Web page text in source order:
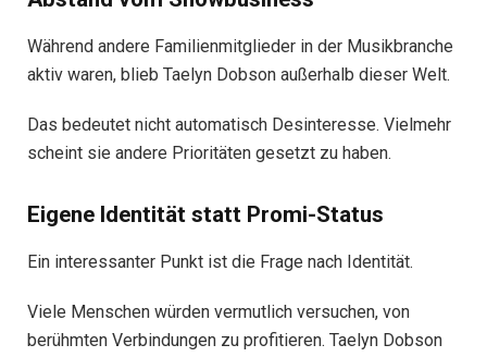
Während andere Familienmitglieder in der Musikbranche
aktiv waren, blieb Taelyn Dobson außerhalb dieser Welt.
Das bedeutet nicht automatisch Desinteresse. Vielmehr
scheint sie andere Prioritäten gesetzt zu haben.
Eigene Identität statt Promi-Status
Ein interessanter Punkt ist die Frage nach Identität.
Viele Menschen würden vermutlich versuchen, von
berühmten Verbindungen zu profitieren. Taelyn Dobson